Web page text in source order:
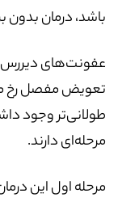
باشد، درمان بدون
عفونت‌های دیررس
تعویض مفصل رخ
طولانی‌تر وجود
مرحله‌ای دارند.
مرحله اول این